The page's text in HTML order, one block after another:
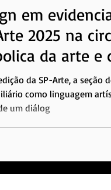
em
2025 na
da arte e
da SP-Arte, a seção
como linguagem
um diálog